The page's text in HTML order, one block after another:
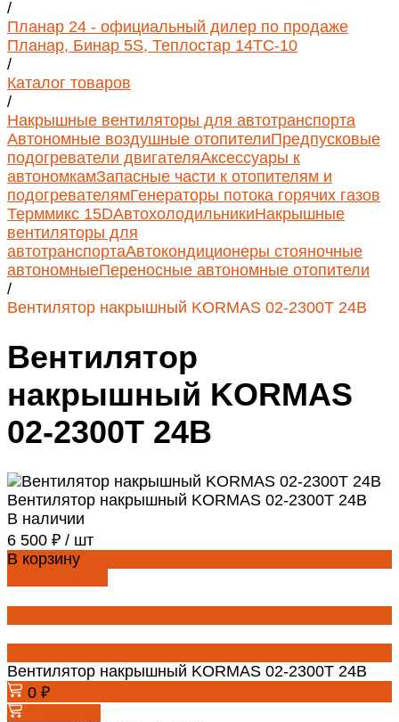
/
Планар 24 - официальный дилер по продаже
Планар, Бинар 5S, Теплостар 14ТС-10
/
Каталог товаров
/
Накрышные вентиляторы для автотранспорта
Автономные воздушные отопителиПредпусковые
подогреватели двигателяАксессуары к
автономкамЗапасные части к отопителям и
подогревателямГенераторы потока горячих газов
Терммикс 15DАвтохолодильникиНакрышные
вентиляторы для
автотранспортаАвтокондиционеры стояночные
автономныеПереносные автономные отопители
/
Вентилятор накрышный KORMAS 02-2300T 24В
Вентилятор
накрышный KORMAS
02-2300T 24В
Вентилятор накрышный KORMAS 02-2300T 24В
В наличии
6 500 ₽ / шт
В корзину
Вентилятор накрышный KORMAS 02-2300T 24В
0 ₽